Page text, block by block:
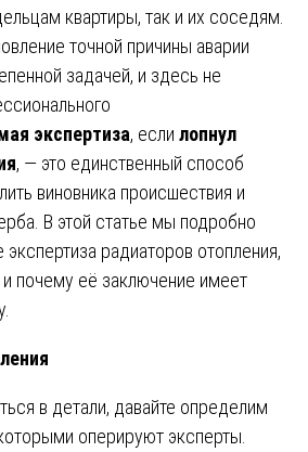
квартиры, так и их соседям.
точной причины аварии
задачей, и здесь не
экспертиза, если лопнул
, — это единственный способ
виновника происшествия и
В этой статье мы подробно
радиаторов отопления,
и почему её заключение имеет
в детали, давайте определим
оперируют эксперты.